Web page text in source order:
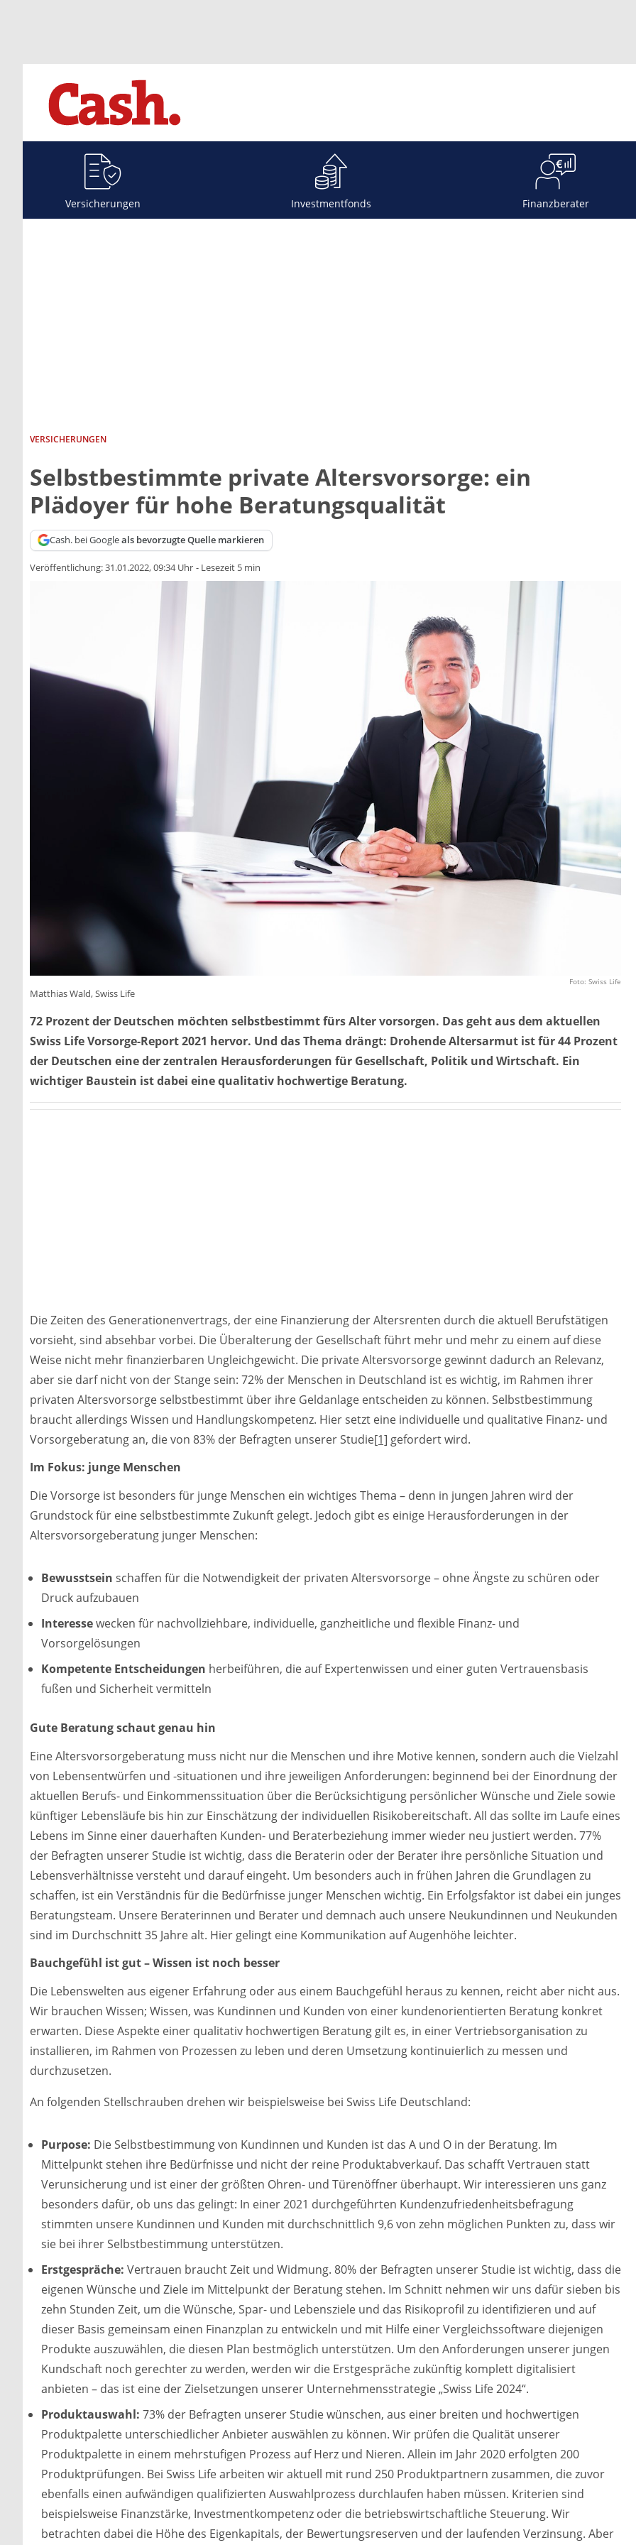
Versicherungen Investmentfonds Finanzberater
VERSICHERUNGEN
Selbstbestimmte private Altersvorsorge: ein
Plädoyer für hohe Beratungsqualität
Cash. bei Googleals bevorzugte Quelle markieren
Veröffentlichung:31.01.2022, 09:34 Uhr - Lesezeit 5 min
Foto: Swiss Life
Matthias Wald, Swiss Life
72 Prozent der Deutschen möchten selbstbestimmt fürs Alter vorsorgen. Das geht aus dem aktuellen
Swiss Life Vorsorge-Report 2021 hervor. Und das Thema drängt: Drohende Altersarmut ist für 44 Prozent
der Deutschen eine der zentralen Herausforderungen für Gesellschaft, Politik und Wirtschaft. Ein
wichtiger Baustein ist dabei eine qualitativ hochwertige Beratung.
Die Zeiten des Generationenvertrags, der eine Finanzierung der Altersrenten durch die aktuell Berufstätigen
vorsieht, sind absehbar vorbei. Die Überalterung der Gesellschaft führt mehr und mehr zu einem auf diese
Weise nicht mehr finanzierbaren Ungleichgewicht. Die private Altersvorsorge gewinnt dadurch an Relevanz,
aber sie darf nicht von der Stange sein: 72% der Menschen in Deutschland ist es wichtig, im Rahmen ihrer
privaten Altersvorsorge selbstbestimmt über ihre Geldanlage entscheiden zu können. Selbstbestimmung
braucht allerdings Wissen und Handlungskompetenz. Hier setzt eine individuelle und qualitative Finanz- und
Vorsorgeberatung an, die von 83% der Befragten unserer Studie[1] gefordert wird.
Im Fokus: junge Menschen
Die Vorsorge ist besonders für junge Menschen ein wichtiges Thema – denn in jungen Jahren wird der
Grundstock für eine selbstbestimmte Zukunft gelegt. Jedoch gibt es einige Herausforderungen in der
Altersvorsorgeberatung junger Menschen:
Bewusstsein schaffen für die Notwendigkeit der privaten Altersvorsorge – ohne Ängste zu schüren oder
Druck aufzubauen
Interessewecken für nachvollziehbare, individuelle, ganzheitliche und flexible Finanz- und
Vorsorgelösungen
Kompetente Entscheidungen herbeiführen, die auf Expertenwissen und einer guten Vertrauensbasis
fußen und Sicherheit vermitteln
Gute Beratung schaut genau hin
Eine Altersvorsorgeberatung muss nicht nur die Menschen und ihre Motive kennen, sondern auch die Vielzahl
von Lebensentwürfen und -situationen und ihre jeweiligen Anforderungen: beginnend bei der Einordnung der
aktuellen Berufs- und Einkommenssituation über die Berücksichtigung persönlicher Wünsche und Ziele sowie
künftiger Lebensläufe bis hin zur Einschätzung der individuellen Risikobereitschaft. All das sollte im Laufe eines
Lebens im Sinne einer dauerhaften Kunden- und Beraterbeziehung immer wieder neu justiert werden. 77%
der Befragten unserer Studie ist wichtig, dass die Beraterin oder der Berater ihre persönliche Situation und
Lebensverhältnisse versteht und darauf eingeht. Um besonders auch in frühen Jahren die Grundlagen zu
schaffen, ist ein Verständnis für die Bedürfnisse junger Menschen wichtig. Ein Erfolgsfaktor ist dabei ein junges
Beratungsteam. Unsere Beraterinnen und Berater und demnach auch unsere Neukundinnen und Neukunden
sind im Durchschnitt 35 Jahre alt. Hier gelingt eine Kommunikation auf Augenhöhe leichter.
Bauchgefühl ist gut – Wissen ist noch besser
Die Lebenswelten aus eigener Erfahrung oder aus einem Bauchgefühl heraus zu kennen, reicht aber nicht aus.
Wir brauchen Wissen; Wissen, was Kundinnen und Kunden von einer kundenorientierten Beratung konkret
erwarten. Diese Aspekte einer qualitativ hochwertigen Beratung gilt es, in einer Vertriebsorganisation zu
installieren, im Rahmen von Prozessen zu leben und deren Umsetzung kontinuierlich zu messen und
durchzusetzen.
An folgenden Stellschrauben drehen wir beispielsweise bei Swiss Life Deutschland:
Purpose: Die Selbstbestimmung von Kundinnen und Kunden ist das A und O in der Beratung. Im
Mittelpunkt stehen ihre Bedürfnisse und nicht der reine Produktabverkauf. Das schafft Vertrauen statt
Verunsicherung und ist einer der größten Ohren- und Türenöffner überhaupt. Wir interessieren uns ganz
besonders dafür, ob uns das gelingt: In einer 2021 durchgeführten Kundenzufriedenheitsbefragung
stimmten unsere Kundinnen und Kunden mit durchschnittlich 9,6 von zehn möglichen Punkten zu, dass wir
sie bei ihrer Selbstbestimmung unterstützen.
Erstgespräche: Vertrauen braucht Zeit und Widmung. 80% der Befragten unserer Studie ist wichtig, dass die
eigenen Wünsche und Ziele im Mittelpunkt der Beratung stehen. Im Schnitt nehmen wir uns dafür sieben bis
zehn Stunden Zeit, um die Wünsche, Spar- und Lebensziele und das Risikoprofil zu identifizieren und auf
dieser Basis gemeinsam einen Finanzplan zu entwickeln und mit Hilfe einer Vergleichssoftware diejenigen
Produkte auszuwählen, die diesen Plan bestmöglich unterstützen. Um den Anforderungen unserer jungen
Kundschaft noch gerechter zu werden, werden wir die Erstgespräche zukünftig komplett digitalisiert
anbieten – das ist eine der Zielsetzungen unserer Unternehmensstrategie „Swiss Life 2024“.
Produktauswahl: 73% der Befragten unserer Studie wünschen, aus einer breiten und hochwertigen
Produktpalette unterschiedlicher Anbieter auswählen zu können. Wir prüfen die Qualität unserer
Produktpalette in einem mehrstufigen Prozess auf Herz und Nieren. Allein im Jahr 2020 erfolgten 200
Produktprüfungen. Bei Swiss Life arbeiten wir aktuell mit rund 250 Produktpartnern zusammen, die zuvor
ebenfalls einen aufwändigen qualifizierten Auswahlprozess durchlaufen haben müssen. Kriterien sind
beispielsweise Finanzstärke, Investmentkompetenz oder die betriebswirtschaftliche Steuerung. Wir
betrachten dabei die Höhe des Eigenkapitals, der Bewertungsreserven und der laufenden Verzinsung. Aber